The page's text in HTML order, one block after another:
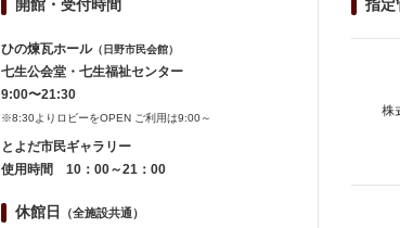
開館・受付時間
ひの煉瓦ホール（日野市民会館）
七生公会堂・七生福祉センター
9:00〜21:30
※8:30よりロビーをOPEN ご利用は9:00～
とよだ市民ギャラリー
使用時間 10：00～21：00
休館日 （全施設共通）
指定